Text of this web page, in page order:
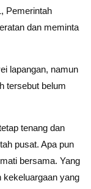
Pemerintah
dan meminta
lapangan, namun
tersebut belum
tenang dan
pusat. Apa pun
bersama. Yang
kekeluargaan yang